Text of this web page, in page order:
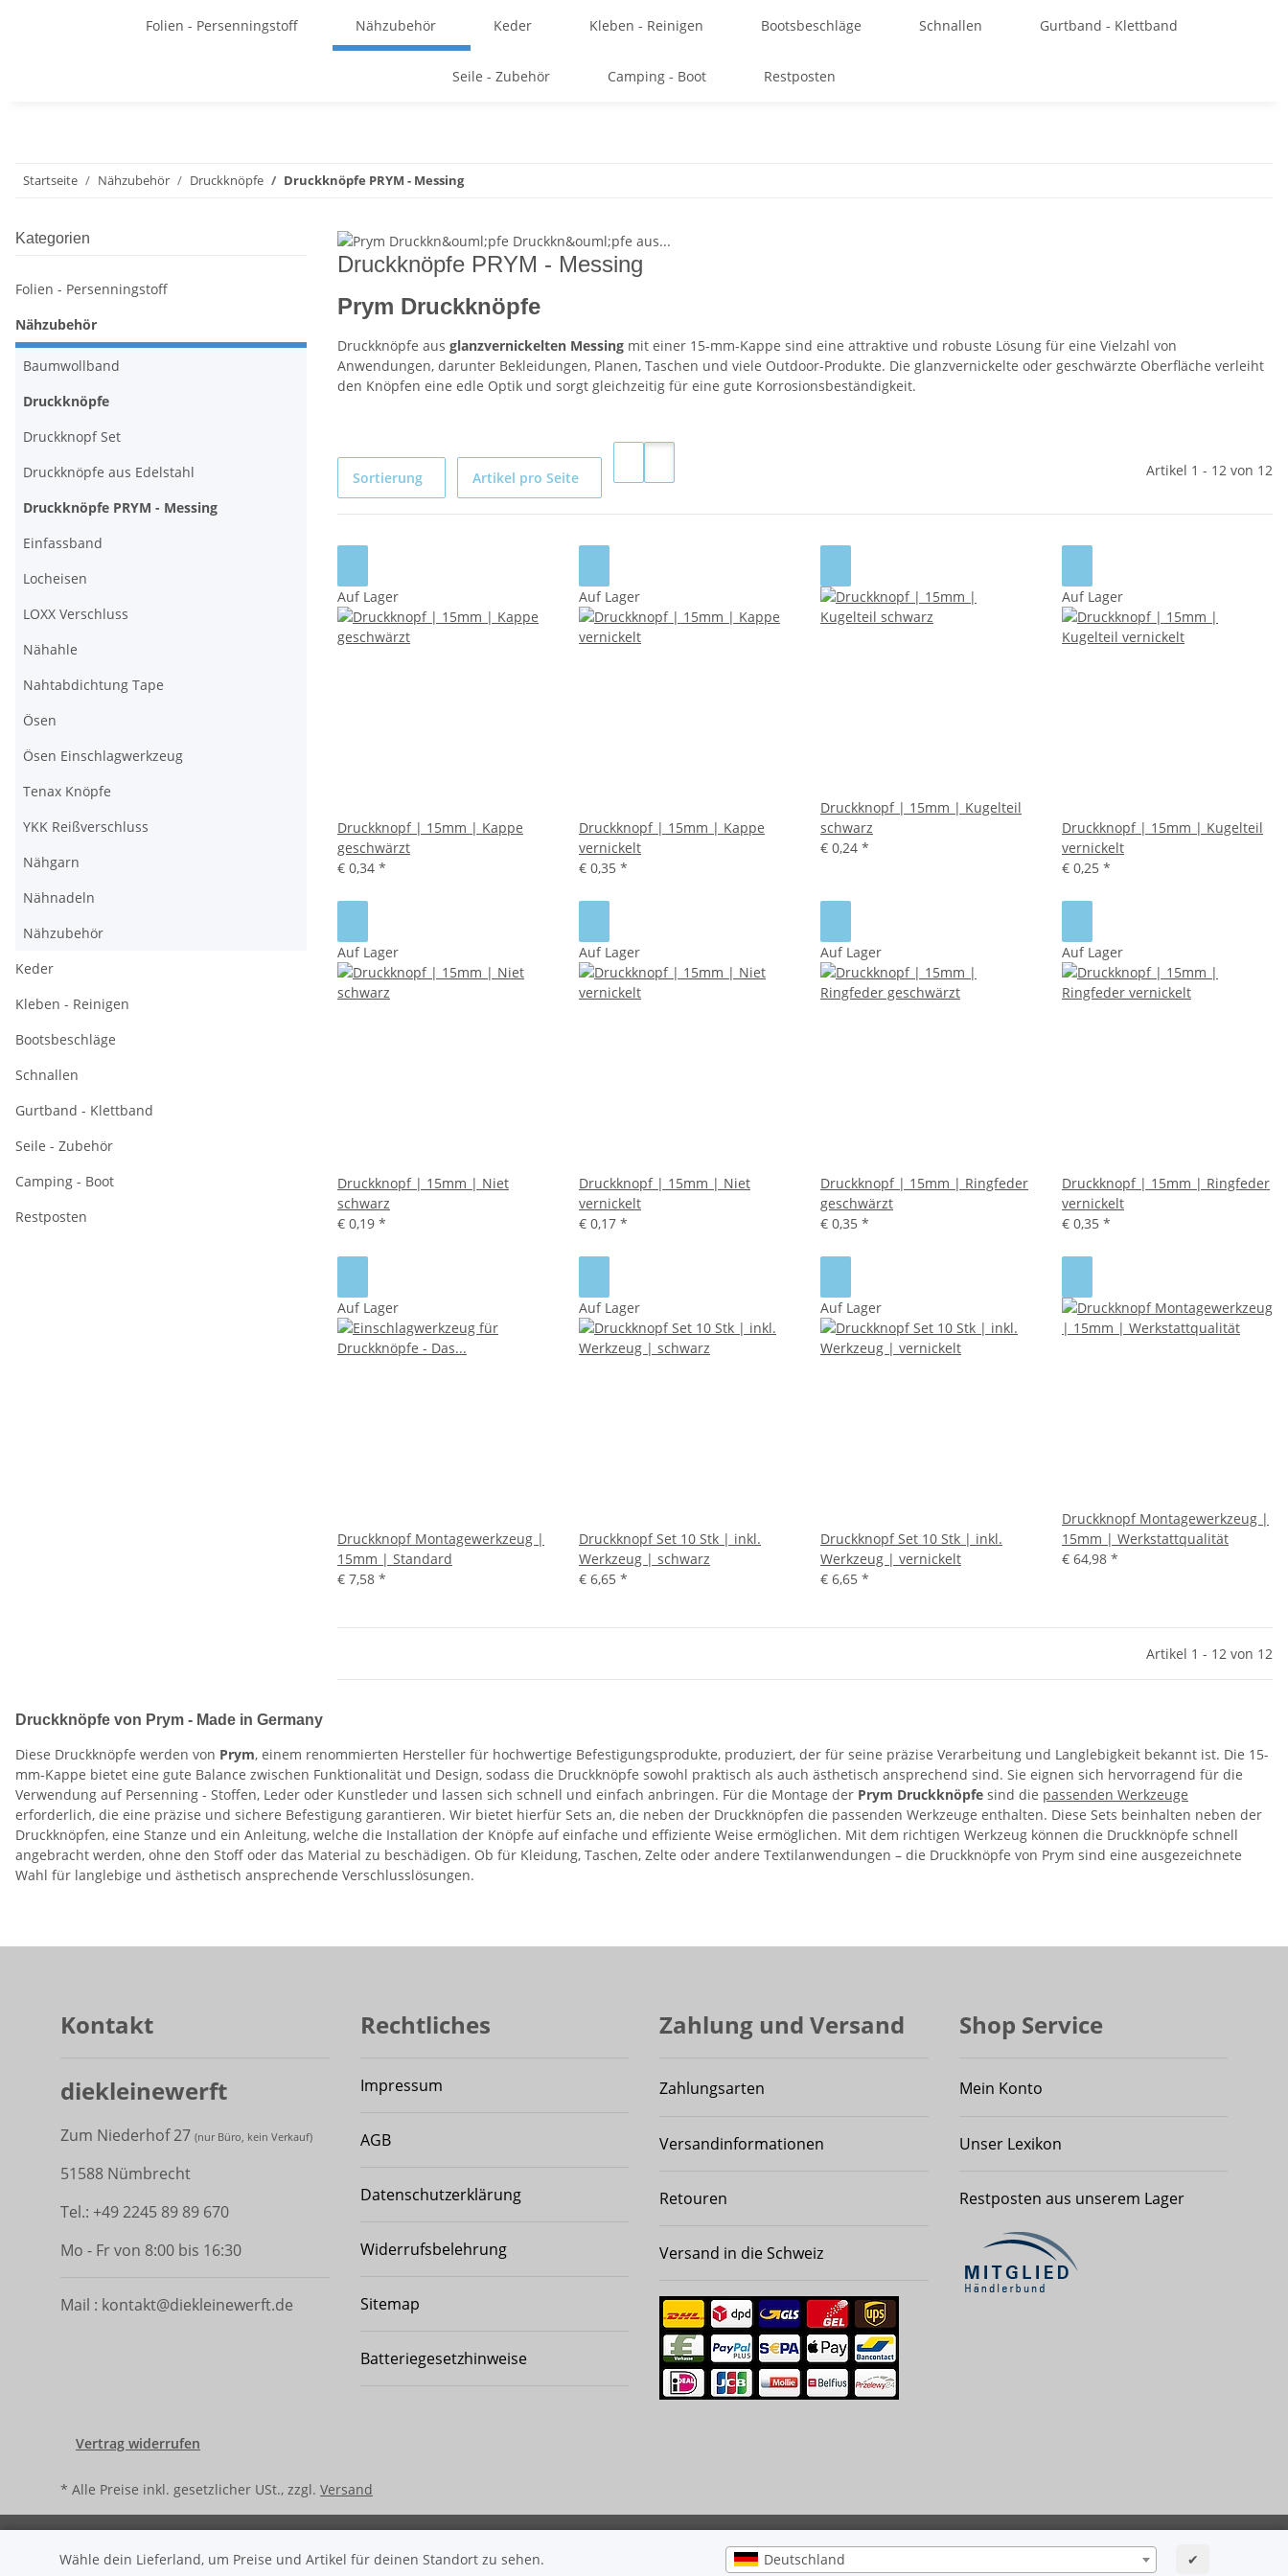
Wähle dein Lieferland, um Preise und Artikel für deinen Standort zu sehen. Deutschland ✔
Folien - Persenningstoff Nähzubehör Keder Kleben - Reinigen Bootsbeschläge Schnallen Gurtband - Klettband
Seile - Zubehör Camping - Boot Restposten
Startseite Nähzubehör Druckknöpfe Druckknöpfe PRYM - Messing
Druckknöpfe PRYM - Messing
Prym Druckknöpfe
Druckknöpfe aus glanzvernickelten Messing mit einer 15-mm-Kappe sind eine attraktive und robuste Lösung für eine Vielzahl von
Anwendungen, darunter Bekleidungen, Planen, Taschen und viele Outdoor-Produkte. Die glanzvernickelte oder geschwärzte Oberfläche verleiht
den Knöpfen eine edle Optik und sorgt gleichzeitig für eine gute Korrosionsbeständigkeit.
Sortierung Artikel pro Seite Artikel 1 - 12 von 12
Auf Lager
Druckknopf | 15mm | Kappe
geschwärzt
€ 0,34 *
Auf Lager
Druckknopf | 15mm | Kappe
vernickelt
€ 0,35 *
Druckknopf | 15mm | Kugelteil
schwarz
€ 0,24 *
Auf Lager
Druckknopf | 15mm | Kugelteil
vernickelt
€ 0,25 *
Auf Lager
Druckknopf | 15mm | Niet
schwarz
€ 0,19 *
Auf Lager
Druckknopf | 15mm | Niet
vernickelt
€ 0,17 *
Auf Lager
Druckknopf | 15mm | Ringfeder
geschwärzt
€ 0,35 *
Auf Lager
Druckknopf | 15mm | Ringfeder
vernickelt
€ 0,35 *
Auf Lager
Druckknopf Montagewerkzeug |
15mm | Standard
€ 7,58 *
Auf Lager
Druckknopf Set 10 Stk | inkl.
Werkzeug | schwarz
€ 6,65 *
Auf Lager
Druckknopf Set 10 Stk | inkl.
Werkzeug | vernickelt
€ 6,65 *
Druckknopf Montagewerkzeug |
15mm | Werkstattqualität
€ 64,98 *
Artikel 1 - 12 von 12
Kategorien
Folien - Persenningstoff
Nähzubehör
Baumwollband
Druckknöpfe
Druckknopf Set
Druckknöpfe aus Edelstahl
Druckknöpfe PRYM - Messing
Einfassband
Locheisen
LOXX Verschluss
Nähahle
Nahtabdichtung Tape
Ösen
Ösen Einschlagwerkzeug
Tenax Knöpfe
YKK Reißverschluss
Nähgarn
Nähnadeln
Nähzubehör
Keder
Kleben - Reinigen
Bootsbeschläge
Schnallen
Gurtband - Klettband
Seile - Zubehör
Camping - Boot
Restposten
Druckknöpfe von Prym - Made in Germany
Diese Druckknöpfe werden von Prym, einem renommierten Hersteller für hochwertige Befestigungsprodukte, produziert, der für seine präzise Verarbeitung und Langlebigkeit bekannt ist. Die 15-
mm-Kappe bietet eine gute Balance zwischen Funktionalität und Design, sodass die Druckknöpfe sowohl praktisch als auch ästhetisch ansprechend sind. Sie eignen sich hervorragend für die
Verwendung auf Persenning - Stoffen, Leder oder Kunstleder und lassen sich schnell und einfach anbringen. Für die Montage der Prym Druckknöpfe sind die passenden Werkzeuge
erforderlich, die eine präzise und sichere Befestigung garantieren. Wir bietet hierfür Sets an, die neben der Druckknöpfen die passenden Werkzeuge enthalten. Diese Sets beinhalten neben der
Druckknöpfen, eine Stanze und ein Anleitung, welche die Installation der Knöpfe auf einfache und effiziente Weise ermöglichen. Mit dem richtigen Werkzeug können die Druckknöpfe schnell
angebracht werden, ohne den Stoff oder das Material zu beschädigen. Ob für Kleidung, Taschen, Zelte oder andere Textilanwendungen – die Druckknöpfe von Prym sind eine ausgezeichnete
Wahl für langlebige und ästhetisch ansprechende Verschlusslösungen.
Kontakt
diekleinewerft
Zum Niederhof 27 (nur Büro, kein Verkauf)
51588 Nümbrecht
Tel.: +49 2245 89 89 670
Mo - Fr von 8:00 bis 16:30
Mail : kontakt@diekleinewerft.de
Rechtliches
Impressum
AGB
Datenschutzerklärung
Widerrufsbelehrung
Sitemap
Batteriegesetzhinweise
Zahlung und Versand
Zahlungsarten
Versandinformationen
Retouren
Versand in die Schweiz
Shop Service
Mein Konto
Unser Lexikon
Restposten aus unserem Lager
Vertrag widerrufen
* Alle Preise inkl. gesetzlicher USt., zzgl. Versand